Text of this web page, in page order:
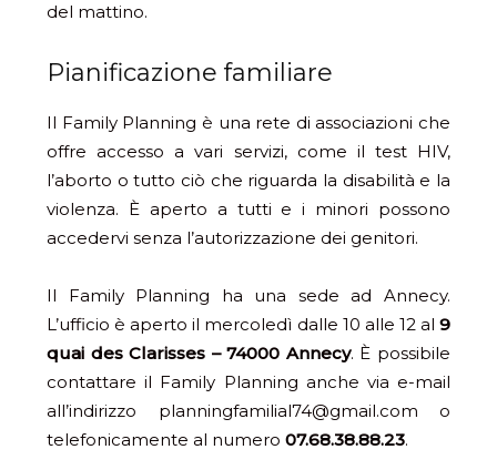
del mattino.
Pianificazione familiare
Il Family Planning è una rete di associazioni che
offre accesso a vari servizi, come il test HIV,
l’aborto o tutto ciò che riguarda la disabilità e la
violenza. È aperto a tutti e i minori possono
accedervi senza l’autorizzazione dei genitori.
Il Family Planning ha una sede ad Annecy.
L’ufficio è aperto il mercoledì dalle 10 alle 12 al 9
quai des Clarisses – 74000 Annecy. È possibile
contattare il Family Planning anche via e-mail
all’indirizzo planningfamilial74@gmail.com o
telefonicamente al numero 07.68.38.88.23.